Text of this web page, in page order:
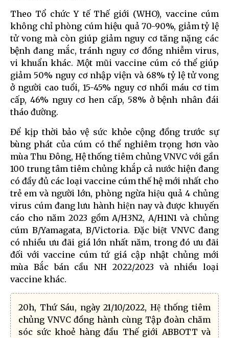
Theo Tổ chức Y tế Thế giới (WHO), vaccine cúm
không chỉ phòng cúm hiệu quả 70-90%, giảm tỷ lệ
tử vong mà còn giúp giảm nguy cơ tăng nặng các
bệnh đang mắc, tránh nguy cơ đồng nhiễm virus,
vi khuẩn khác. Một mũi vaccine cúm có thể giúp
giảm 50% nguy cơ nhập viện và 68% tỷ lệ tử vong
ở người cao tuổi, 15-45% nguy cơ nhồi máu cơ tim
cấp, 46% nguy cơ hen cấp, 58% ở bệnh nhân đái
tháo đường.
Để kịp thời bảo vệ sức khỏe cộng đồng trước sự
bùng phát của cúm có thể nghiêm trọng hơn vào
mùa Thu Đông, Hệ thống tiêm chủng VNVC với gần
100 trung tâm tiêm chủng khắp cả nước hiện đang
có đầy đủ các loại vaccine cúm thế hệ mới nhất cho
trẻ em và người lớn, phòng ngừa hiệu quả 4 chủng
virus cúm đang lưu hành hiện nay và được khuyến
cáo cho năm 2023 gồm A/H3N2, A/H1N1 và chủng
cúm B/Yamagata, B/Victoria. Đặc biệt VNVC đang
có nhiều ưu đãi giá lớn nhất năm, trong đó ưu đãi
đối với vaccine cúm tứ giá cập nhật chủng mới
mùa Bắc bán cầu NH 2022/2023 và nhiều loại
vaccine khác.
20h, Thứ Sáu, ngày 21/10/2022, Hệ thống tiêm
chủng VNVC đồng hành cùng Tập đoàn chăm
sóc sức khoẻ hàng đầu Thế giới ABBOTT và